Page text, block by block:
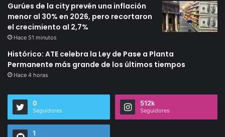
Gurúes de la city prevén una inflación
menor al 30% en 2026, pero recortaron
el crecimiento al 2,7%
Hace 51 minutos
Histórico: ATE celebra la Ley de Pase a Planta
Permanente más grande de los últimos tiempos
Hace 4 horas
0
Seguidores
512k
Seguidores
1